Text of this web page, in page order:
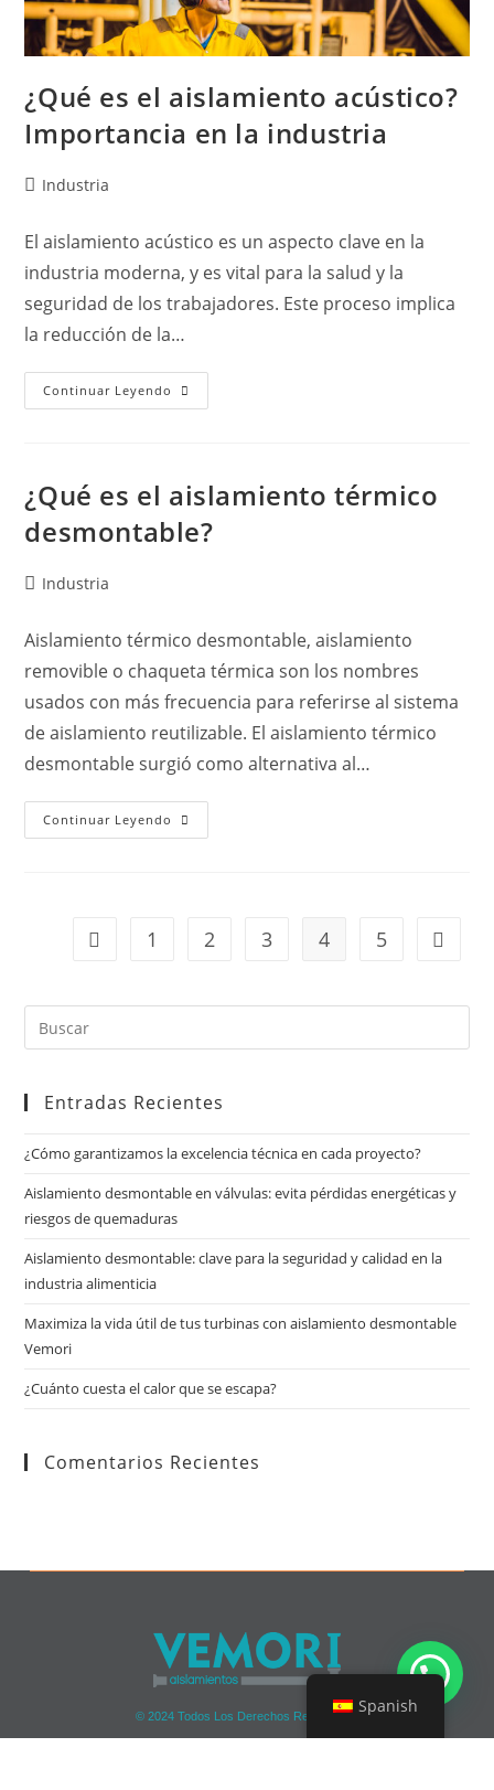
¿Qué es el aislamiento acústico?
Importancia en la industria
Industria
El aislamiento acústico es un aspecto clave en la
industria moderna, y es vital para la salud y la
seguridad de los trabajadores. Este proceso implica
la reducción de la…
Continuar Leyendo
¿Qué es el aislamiento térmico
desmontable?
Industria
Aislamiento térmico desmontable, aislamiento
removible o chaqueta térmica son los nombres
usados con más frecuencia para referirse al sistema
de aislamiento reutilizable. El aislamiento térmico
desmontable surgió como alternativa al…
Continuar Leyendo
1 2 3 4 5
Entradas Recientes
¿Cómo garantizamos la excelencia técnica en cada proyecto?
Aislamiento desmontable en válvulas: evita pérdidas energéticas y
riesgos de quemaduras
Aislamiento desmontable: clave para la seguridad y calidad en la
industria alimenticia
Maximiza la vida útil de tus turbinas con aislamiento desmontable
Vemori
¿Cuánto cuesta el calor que se escapa?
Comentarios Recientes
© 2024 Todos Los Derechos Reservados
Spanish